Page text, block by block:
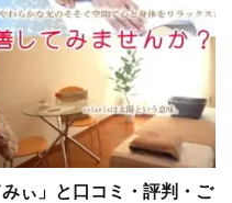
ぃ」と口コミ・評判・ご